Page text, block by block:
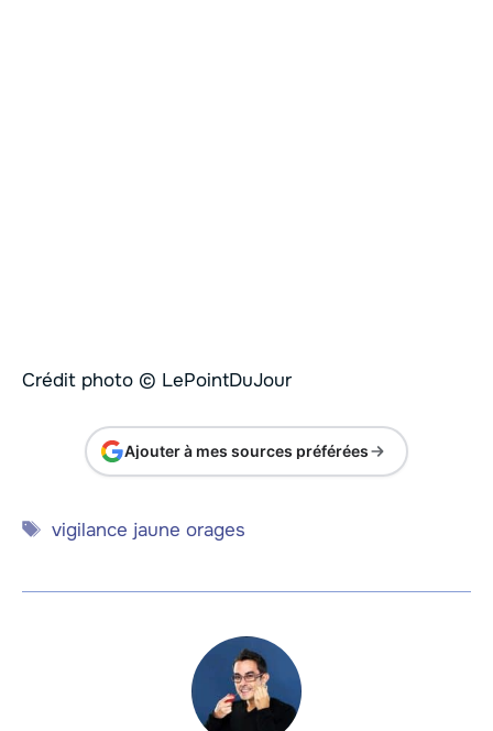
Crédit photo © LePointDuJour
Ajouter à mes sources préférées
Étiquettes
vigilance jaune orages